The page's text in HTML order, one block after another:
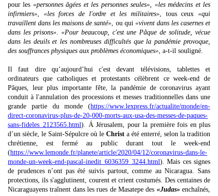
pour les «personnes âgées et les personnes seules», «les médecins et les
infirmiers», «les forces de l'ordre et les militaires», tous ceux«qui
travaillent dans les maisons de santé», ou qui «vivent dans les casernes et
dans les prisons». «Pour beaucoup, c'est une Pâque de solitude, vécue
dans les deuils et les nombreuses difficultés que la pandémie provoque,
des souffrances physiques aux problèmes économiques», a-t-il souligné.
Il faut dire qu’aujourd’hui c'est devant télévisions, tablettes et
ordinateurs que catholiques et protestants célèbrent ce week-end de
Pâques, leur plus importante fête, la pandémie de coronavirus ayant
conduit à l'annulation des processions et messes traditionnelles dans une
grande partie du monde (https://www.lexpress.fr/actualite/monde/en-
direct-coronavirus-plus-de-20-000-morts-aux-usa-des-messes-de-paques-
sans-fideles_2123565.html). Á Jérusalem, pour la première fois en plus
d’un siècle, le Saint-Sépulcre où le Christ a été enterré, selon la tradition
chrétienne, est fermé au public durant tout le week-end
(https://www.lemonde.fr/planete/article/2020/04/12/coronavirus-dans-le-
monde-un-week-end-pascal-inedit_6036359_3244.html). Mais ces signes
de prudences n’ont pas été suivis partout, comme au Nicaragua. Sans
protections, ils s'agglutinent, courent et crient costumés. Des centaines de
Nicaraguayens traînent dans les rues de Masatepe des «Judas» enchaînés,